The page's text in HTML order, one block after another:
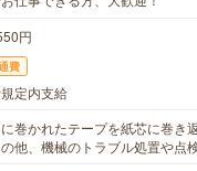
円
費
定内支給
巻かれたテープを紙芯に巻き
他、機械のトラブル処置や点